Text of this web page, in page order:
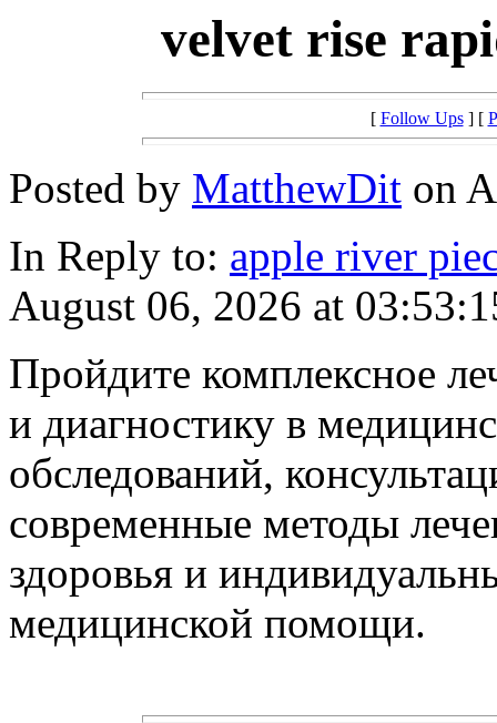
velvet rise
[ Follow Ups] [
Posted by MatthewDit on
In Reply to: apple river
August 06, 2026 at
Пройдите комплексное
и диагностику в
обследований,
современные методы
здоровья и
медицинской помощи.